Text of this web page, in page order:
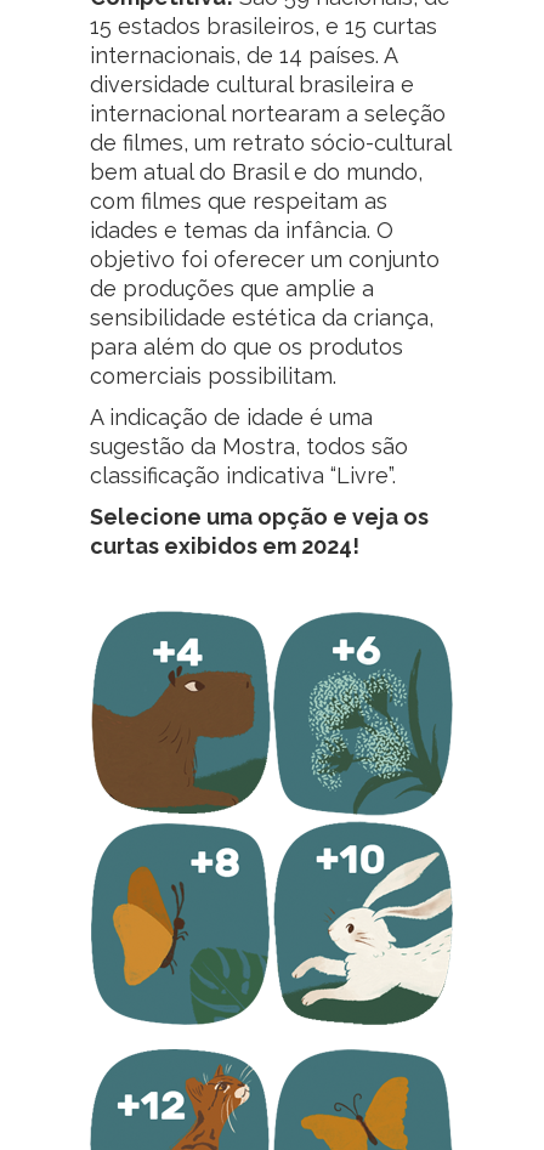
15 estados brasileiros, e 15 curtas
internacionais, de 14 países. A
diversidade cultural brasileira e
internacional nortearam a seleção
de filmes, um retrato sócio-cultural
bem atual do Brasil e do mundo,
com filmes que respeitam as
idades e temas da infância. O
objetivo foi oferecer um conjunto
de produções que amplie a
sensibilidade estética da criança,
para além do que os produtos
comerciais possibilitam.
A indicação de idade é uma
sugestão da Mostra, todos são
classificação indicativa “Livre”.
Selecione uma opção e veja os
curtas exibidos em 2024!